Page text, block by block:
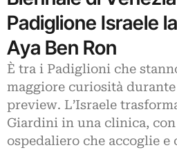
Padiglione Israele
Aya Ben Ron
È tra i Padiglioni che
maggiore curiosità
preview. L’Israele
Giardini in una clinica,
ospedaliero che accoglie